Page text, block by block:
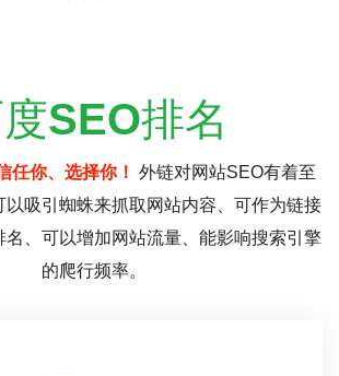
SEO排名
任你、选择你！ 外链对网站SEO有着至
以吸引蜘蛛来抓取网站内容、可作为链接
名、可以增加网站流量、能影响搜索引擎
的爬行频率。